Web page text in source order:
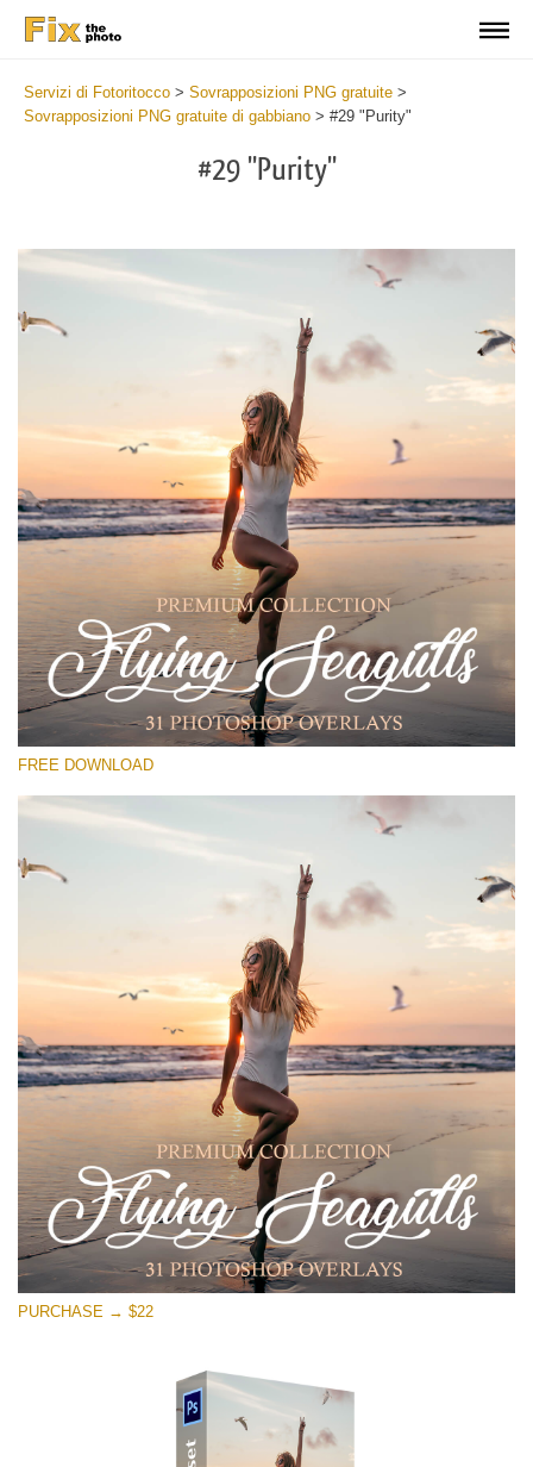
Servizi di Fotoritocco > Sovrapposizioni PNG gratuite >
Sovrapposizioni PNG gratuite di gabbiano > #29 "Purity"
#29 "Purity"
Si prega di Selezionare
Free PNG Overlay #29
Small 800*533px
Flying Seagulls
(31 Overlays)
Sunlight Collection
(290 Overlays)
(1783 Overlays)
Large 6000*4000px
Download Gratuito
FREE DOWNLOAD
PURCHASE → $22